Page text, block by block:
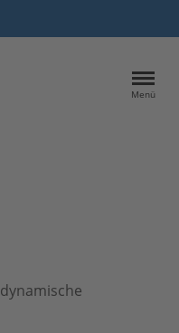
Menü